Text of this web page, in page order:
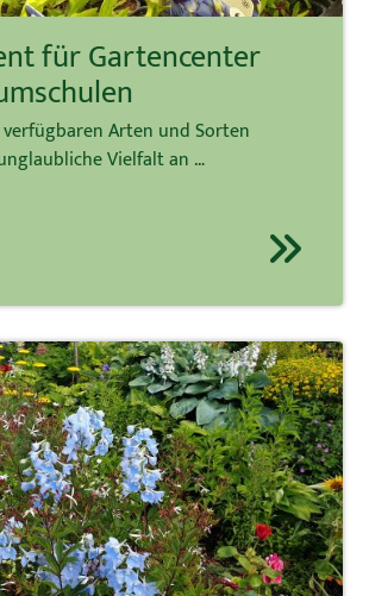
für Gartencenter
Arten und Sorten
Vielfalt an …